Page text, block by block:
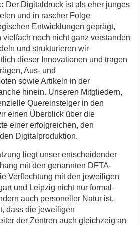
Der Digitaldruck ist als eher junges
und in rascher Folge
Entwicklungen geprägt,
noch nicht ganz verstanden
und strukturieren wir
dieser Innovationen und tragen
Aus- und
sowie Artikeln in der
hinein. Unseren Mitgliedern,
Quereinsteiger in den
einen Überblick über die
einer erfolgreichen, den
Digitalproduktion.
liegt unser entscheidender
mit den genannten DFTA-
Verflechtung mit den jeweiligen
und Leipzig nicht nur formal-
auch personeller Natur ist.
dass die jeweiligen
der Zentren auch gleichzeig an